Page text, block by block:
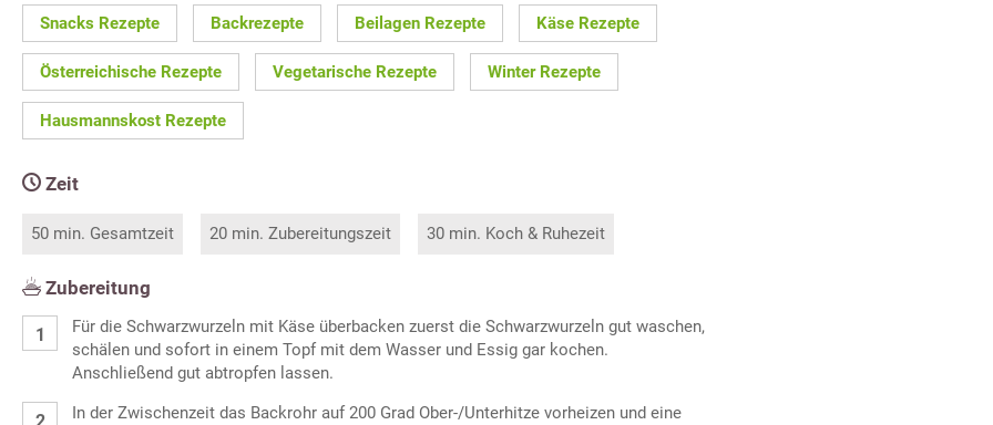
Snacks Rezepte Backrezepte Beilagen Rezepte Käse Rezepte
Österreichische Rezepte Vegetarische Rezepte Winter Rezepte
Hausmannskost Rezepte
Zeit
50 min. Gesamtzeit 20 min. Zubereitungszeit 30 min. Koch & Ruhezeit
Zubereitung
Für die Schwarzwurzeln mit Käse überbacken zuerst die Schwarzwurzeln gut waschen,
schälen und sofort in einem Topf mit dem Wasser und Essig gar kochen.
Anschließend gut abtropfen lassen.
In der Zwischenzeit das Backrohr auf 200 Grad Ober-/Unterhitze vorheizen und eine